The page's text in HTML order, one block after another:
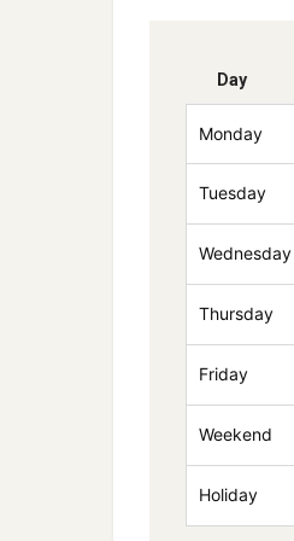
Day
Monday
Tuesday
Wednesday
Thursday
Friday
Weekend
Holiday